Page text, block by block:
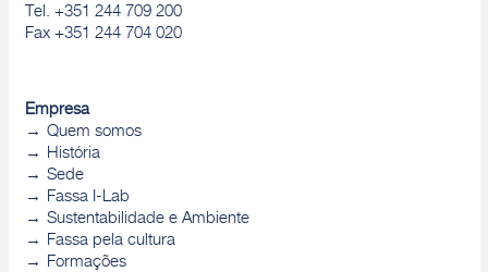
Tel. +351 244 709 200
Fax +351 244 704 020
Empresa
Quem somos
História
Sede
Fassa I-Lab
Sustentabilidade e Ambiente
Fassa pela cultura
Formações